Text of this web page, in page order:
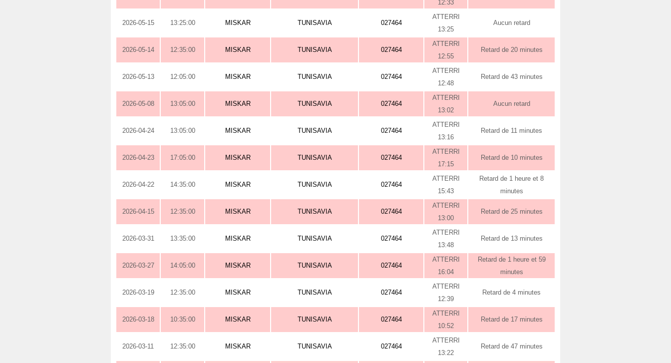
12:33
2026-05-15 13:25:00 MISKAR TUNISAVIA 027464
ATTERRI
13:25
Aucun retard
2026-05-14 12:35:00 MISKAR TUNISAVIA 027464
ATTERRI
12:55
Retard de 20 minutes
2026-05-13 12:05:00 MISKAR TUNISAVIA 027464
ATTERRI
12:48
Retard de 43 minutes
2026-05-08 13:05:00 MISKAR TUNISAVIA 027464
ATTERRI
13:02
Aucun retard
2026-04-24 13:05:00 MISKAR TUNISAVIA 027464
ATTERRI
13:16
Retard de 11 minutes
2026-04-23 17:05:00 MISKAR TUNISAVIA 027464
ATTERRI
17:15
Retard de 10 minutes
2026-04-22 14:35:00 MISKAR TUNISAVIA 027464
ATTERRI
15:43
Retard de 1 heure et 8
minutes
2026-04-15 12:35:00 MISKAR TUNISAVIA 027464
ATTERRI
13:00
Retard de 25 minutes
2026-03-31 13:35:00 MISKAR TUNISAVIA 027464
ATTERRI
13:48
Retard de 13 minutes
2026-03-27 14:05:00 MISKAR TUNISAVIA 027464
ATTERRI
16:04
Retard de 1 heure et 59
minutes
2026-03-19 12:35:00 MISKAR TUNISAVIA 027464
ATTERRI
12:39
Retard de 4 minutes
2026-03-18 10:35:00 MISKAR TUNISAVIA 027464
ATTERRI
10:52
Retard de 17 minutes
2026-03-11 12:35:00 MISKAR TUNISAVIA 027464
ATTERRI
13:22
Retard de 47 minutes